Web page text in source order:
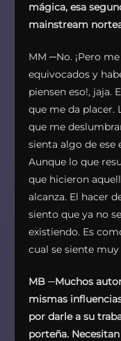
mágica, esa
mainstream
MM ─No. ¡Pero
equivocados y
piensen eso!, jaja.
que me da placer.
que me
sienta algo de
Aunque lo que
que hicieron
alcanza. El hacer
siento que ya no
existiendo. Es
cual se siente
MB ─Muchos
mismas
por darle a su
porteña.